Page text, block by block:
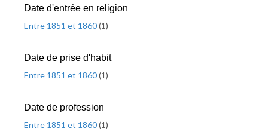
Date d'entrée en religion
Entre 1851 et 1860(1)
Date de prise d'habit
Entre 1851 et 1860(1)
Date de profession
Entre 1851 et 1860(1)